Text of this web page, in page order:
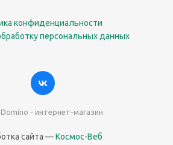
- интернет-магазин
сайта —Космос-Веб
конфиденциальности
персональных данных